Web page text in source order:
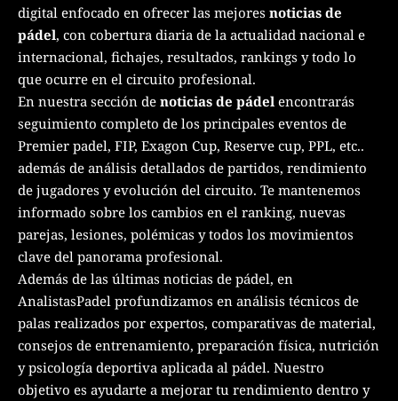
digital enfocado en ofrecer las mejores noticias de
pádel, con cobertura diaria de la actualidad nacional e
internacional, fichajes, resultados, rankings y todo lo
que ocurre en el circuito profesional.
En nuestra sección de noticias de pádel encontrarás
seguimiento completo de los principales eventos de
Premier padel, FIP, Exagon Cup, Reserve cup, PPL, etc..
además de análisis detallados de partidos, rendimiento
de jugadores y evolución del circuito. Te mantenemos
informado sobre los cambios en el ranking, nuevas
parejas, lesiones, polémicas y todos los movimientos
clave del panorama profesional.
Además de las últimas noticias de pádel, en
AnalistasPadel profundizamos en análisis técnicos de
palas realizados por expertos, comparativas de material,
consejos de entrenamiento, preparación física, nutrición
y psicología deportiva aplicada al pádel. Nuestro
objetivo es ayudarte a mejorar tu rendimiento dentro y